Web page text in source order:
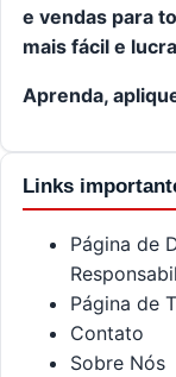
e vendas para
mais fácil e
Aprenda,
Links
Página de
Página de
Contato
Sobre Nós